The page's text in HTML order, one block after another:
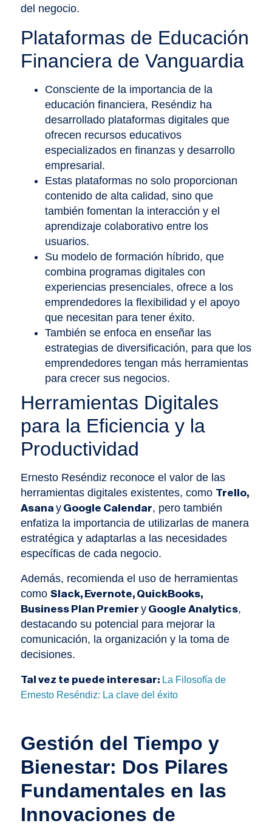
del negocio.
Plataformas de Educación
Financiera de Vanguardia
Consciente de la importancia de la
educación financiera, Reséndiz ha
desarrollado plataformas digitales que
ofrecen recursos educativos
especializados en finanzas y desarrollo
empresarial.
Estas plataformas no solo proporcionan
contenido de alta calidad, sino que
también fomentan la interacción y el
aprendizaje colaborativo entre los
usuarios.
Su modelo de formación híbrido, que
combina programas digitales con
experiencias presenciales, ofrece a los
emprendedores la flexibilidad y el apoyo
que necesitan para tener éxito.
También se enfoca en enseñar las
estrategias de diversificación, para que los
emprendedores tengan más herramientas
para crecer sus negocios.
Herramientas Digitales
para la Eficiencia y la
Productividad
Ernesto Reséndiz reconoce el valor de las
herramientas digitales existentes, como Trello,
Asana y Google Calendar, pero también
enfatiza la importancia de utilizarlas de manera
estratégica y adaptarlas a las necesidades
específicas de cada negocio.
Además, recomienda el uso de herramientas
como Slack, Evernote, QuickBooks,
Business Plan Premier y Google Analytics,
destacando su potencial para mejorar la
comunicación, la organización y la toma de
decisiones.
Tal vez te puede interesar: La Filosofía de
Ernesto Reséndiz: La clave del éxito
Gestión del Tiempo y
Bienestar: Dos Pilares
Fundamentales en las
Innovaciones de